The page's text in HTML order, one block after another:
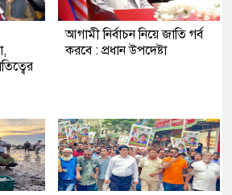
আগামী নির্বাচন নিয়ে জাতি গর্ব
করবে : প্রধান উপদেষ্টা